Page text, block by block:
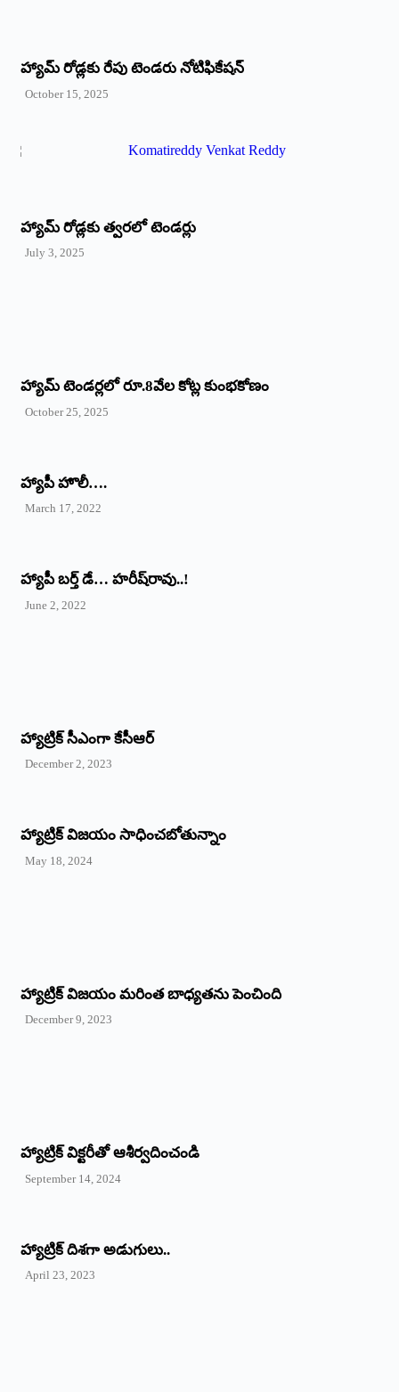
హ్యామ్‌ రోడ్లకు రేపు టెండరు నోటిఫికేషన్‌
October 15, 2025
హ్యామ్‌ రోడ్లకు త్వరలో టెండర్లు
July 3, 2025
హ్యామ్‌ ‌టెండర్లలో రూ.8వేల కోట్ల కుంభకోణం
October 25, 2025
హ్యాపీ హొలీ….
March 17, 2022
హ్యాపీ బర్త్ ‌డే… హరీష్‌రావు..!
June 2, 2022
హ్యాట్రిక్‌ ‌సీఎంగా కేసీఆర్‌
December 2, 2023
హ్యాట్రిక్‌ విజయం సాధించబోతున్నాం
May 18, 2024
హ్యాట్రిక్ విజయం మరింత బాధ్యతను పెంచింది
December 9, 2023
హ్యాట్రిక్‌ ‌విక్టరీతో ఆశీర్వదించండి
September 14, 2024
‌హ్యాట్రిక్‌ ‌దిశగా అడుగులు..
April 23, 2023